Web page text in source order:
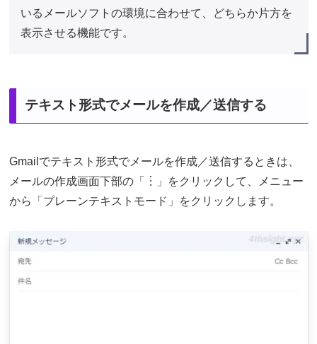
いるメールソフトの環境に合わせて、どちらか片方を
表示させる機能です。
テキスト形式でメールを作成／送信する
Gmailでテキスト形式でメールを作成／送信するときは、
メールの作成画面下部の「︙」をクリックして、メニュー
から「プレーンテキストモード」をクリックします。